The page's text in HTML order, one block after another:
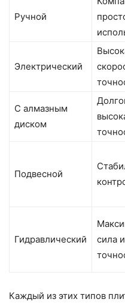
Ручной
Электрический
С алмазным
диском
Подвесной
Гидравлический
сила и
Каждый из этих типов